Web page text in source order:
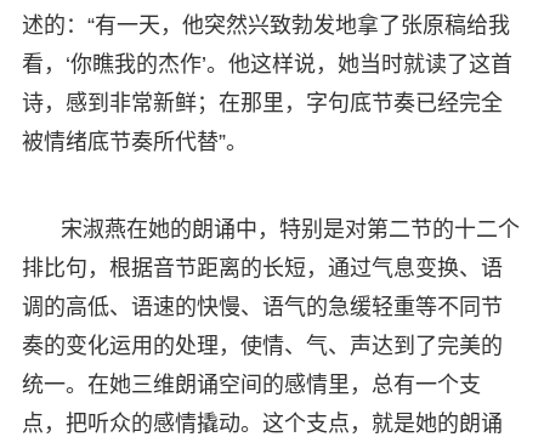
述的：“有一天，他突然兴致勃发地拿了张原稿给我
看，‘你瞧我的杰作’。他这样说，她当时就读了这首
诗，感到非常新鲜；在那里，字句底节奏已经完全
被情绪底节奏所代替”。
宋淑燕在她的朗诵中，特别是对第二节的十二个
排比句，根据音节距离的长短，通过气息变换、语
调的高低、语速的快慢、语气的急缓轻重等不同节
奏的变化运用的处理，使情、气、声达到了完美的
统一。在她三维朗诵空间的感情里，总有一个支
点，把听众的感情撬动。这个支点，就是她的朗诵